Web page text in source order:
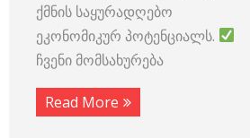
ქმნის საყურადღებო
ეკონომიკურ პოტენციალს.
ჩვენი მომსახურება
Read More